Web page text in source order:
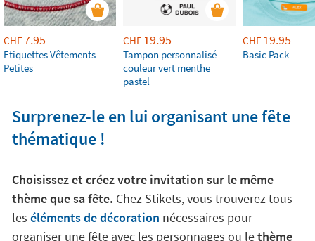
CHF7.95
Etiquettes Vêtements
Petites
CHF 19.95
Tampon personnalisé
couleur vert menthe
pastel
CHF 19.95
Basic Pack
Surprenez-le en lui organisant une fête
thématique !
Choisissez et créez votre invitation sur le même
thème que sa fête. Chez Stikets, vous trouverez tous
les éléments de décoration nécessaires pour
organiser une fête avec les personnages ou lethème